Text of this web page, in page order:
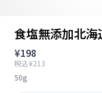
食塩無添加北
¥198
税込¥213
50g